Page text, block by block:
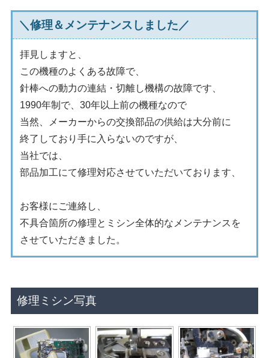
＼修理＆メンテナンスしました／
拝見しますと、
この機種のよくある故障で、
針棒への動力の連結・切離し機構の故障です、
1990年制で、30年以上前の機種なので
当然、メーカーからの交換部品の供給は大分前に
終了しており手に入らないのですが、
当社では、
部品加工にて修理対応させていただいております、
お客様にご連絡し、
不具合箇所の修理とミシン全体的なメンテナンスを
させていただきました。
修理ミシン写真